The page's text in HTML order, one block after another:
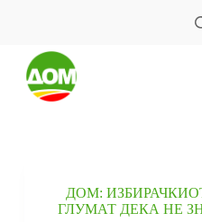
ДОМ:
ГЛУМАТ ДЕКА НЕ